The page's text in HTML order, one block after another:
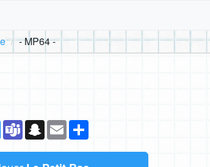
- MP64 -
Messenger
TeamsSnapchat
Email